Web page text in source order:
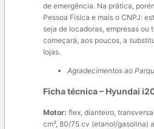
de emergência. Na prática,
Pessoa Física e mais o CNPJ:
seja de locadoras, empresas
começará, aos poucos, a
lojas.
Agradecimentos ao
Ficha técnica – Hyundai
Motor: flex, dianteiro,
cm³, 80/75 cv (etanol/gasolina)